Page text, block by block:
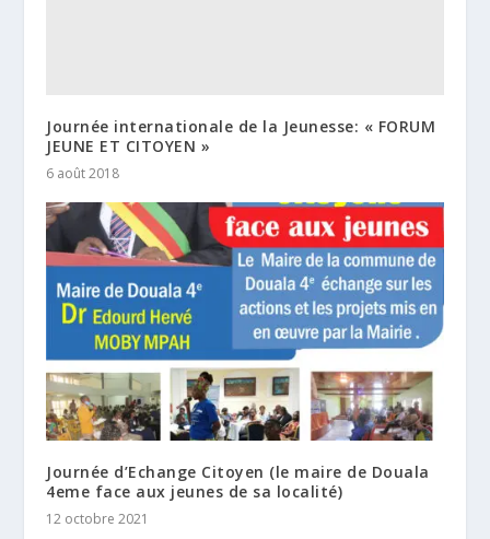
Journée internationale de la Jeunesse: « FORUM
JEUNE ET CITOYEN »
6 août 2018
Journée d’Echange Citoyen (le maire de Douala
4eme face aux jeunes de sa localité)
12 octobre 2021